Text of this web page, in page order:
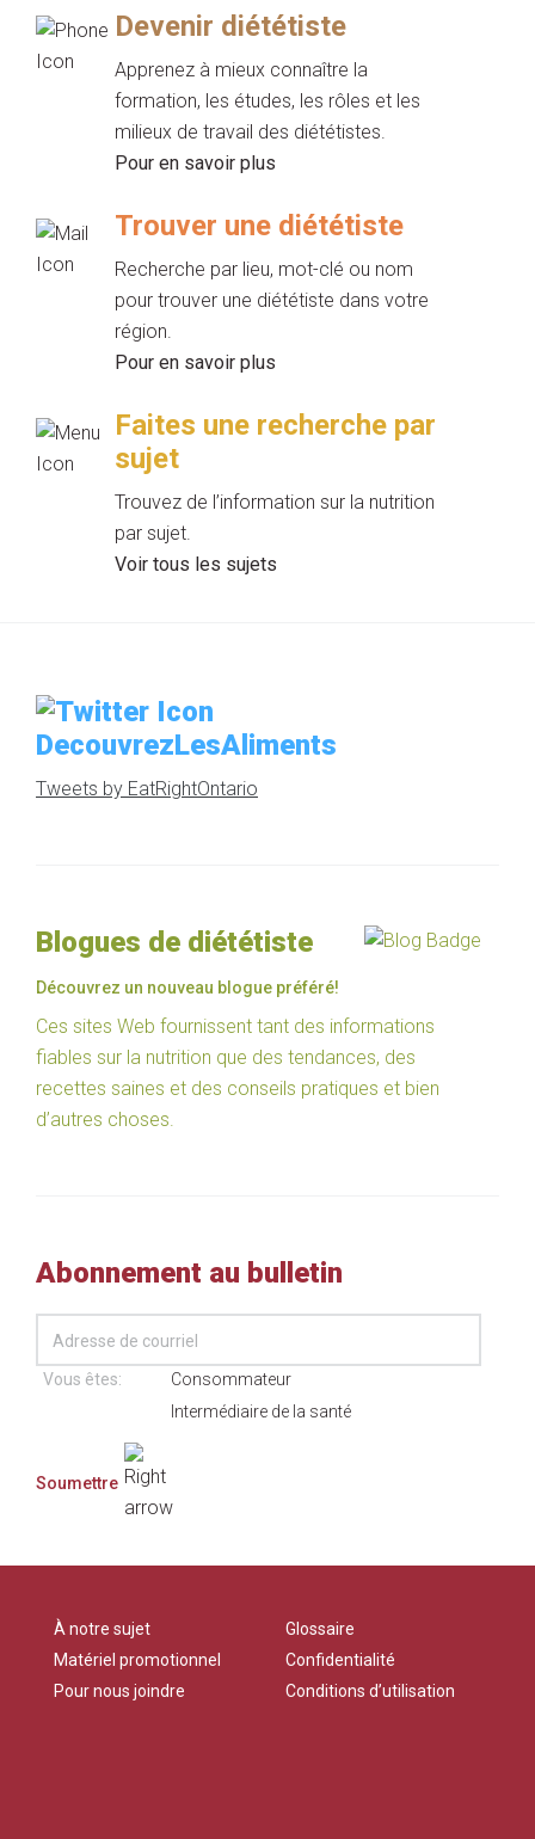
Devenir diététiste
Apprenez à mieux connaître la
formation, les études, les rôles et les
milieux de travail des diététistes.
Pour en savoir plus
Trouver une diététiste
Recherche par lieu, mot-clé ou nom
pour trouver une diététiste dans votre
région.
Pour en savoir plus
Faites une recherche par
sujet
Trouvez de l’information sur la nutrition
par sujet.
Voir tous les sujets
DecouvrezLesAliments
Tweets by EatRightOntario
Blogues de diététiste
Découvrez un nouveau blogue préféré!
Ces sites Web fournissent tant des informations
fiables sur la nutrition que des tendances, des
recettes saines et des conseils pratiques et bien
d’autres choses.
Abonnement au bulletin
Vous êtes:
Consommateur
Intermédiaire de la santé
À notre sujet
Matériel promotionnel
Pour nous joindre
Glossaire
Confidentialité
Conditions d’utilisation